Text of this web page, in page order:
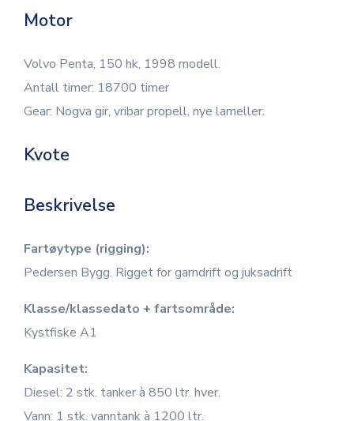
Motor
Volvo Penta, 150 hk, 1998 modell.
Antall timer: 18700 timer
Gear: Nogva gir, vribar propell, nye lameller.
Kvote
Beskrivelse
Fartøytype (rigging):
Pedersen Bygg. Rigget for garndrift og juksadrift
Klasse/klassedato + fartsområde:
Kystfiske A1
Kapasitet:
Diesel: 2 stk. tanker à 850 ltr. hver.
Vann: 1 stk. vanntank à 1200 ltr.